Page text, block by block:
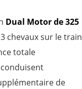
Dual Motor de 325
chevaux sur le train
totale
de